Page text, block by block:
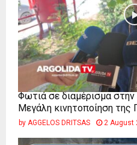
Φωτιά σε διαμέρισμα
Μεγάλη κινητοποίηση της
by AGGELOS DRITSAS 2 August